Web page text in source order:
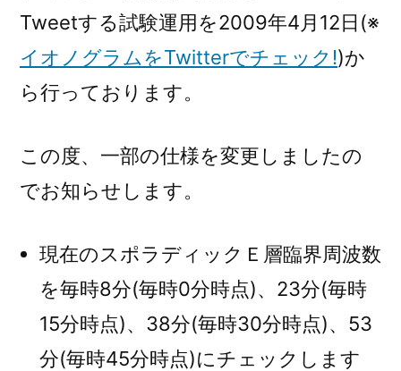
Tweetする試験運用を2009年4月12日(※
イオノグラムをTwitterでチェック!)か
ら行っております。
この度、一部の仕様を変更しましたの
でお知らせします。
現在のスポラディックＥ層臨界周波数
を毎時8分(毎時0分時点)、23分(毎時
15分時点)、38分(毎時30分時点)、53
分(毎時45分時点)にチェックします